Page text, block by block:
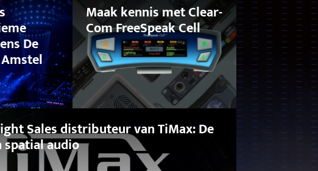
De
Maak kennis met Clear-
Com FreeSpeak Cell
Sales distributeur van TiMax: De
audio